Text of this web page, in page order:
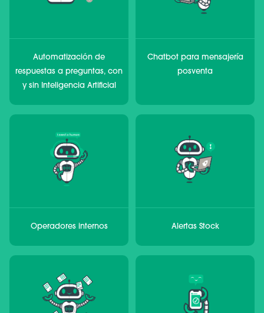
Automatización de
respuestas a preguntas, con
y sin Inteligencia Artificial
Chatbot para mensajería
posventa
Operadores internos Alertas Stock